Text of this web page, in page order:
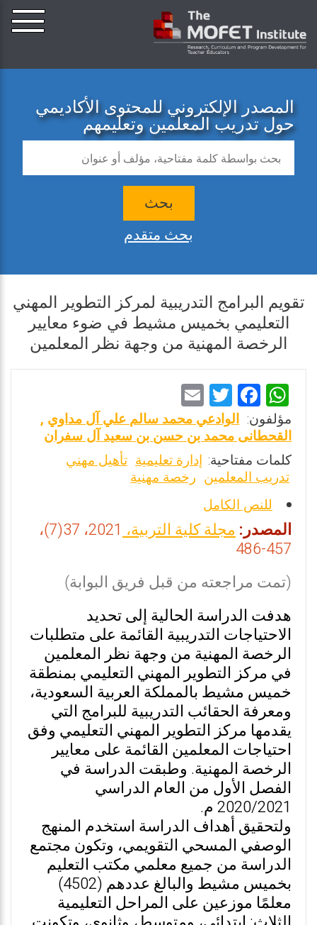
المصدر الإلكتروني للمحتوى الأكاديمي
حول تدريب المعلمين وتعليمهم
بحث
بحث متقدم
تقويم البرامج التدريبية لمركز التطوير المهني
التعليمي بخميس مشيط في ضوء معايير
الرخصة المهنية من وجهة نظر المعلمين
W
h
at
s
A
p
p
F
a
ce
b
o
o
k
T
wi
tt
er
m
ai
l
مؤلفون: الوادعي محمد سالم علي آل مداوي ,
القحطانى محمد بن حسن بن سعيد آل سفران
كلمات مفتاحية: إدارة تعليمية تأهيل مهني
تدريب المعلمين رخصة مهنية
للنص الكامل
المصدر:مجلة كلية التربية،
2021، 37(7)،
457-486
(تمت مراجعته من قبل فريق البوابة)
هدفت الدراسة الحالية إلى تحديد
الاحتياجات التدريبية القائمة على متطلبات
الرخصة المهنية من وجهة نظر المعلمين
في مركز التطوير المهني التعليمي بمنطقة
خميس مشيط بالمملكة العربية السعودية،
ومعرفة الحقائب التدريبية للبرامج التي
يقدمها مركز التطوير المهني التعليمي وفق
احتياجات المعلمين القائمة على معايير
الرخصة المهنية. وطبقت الدراسة في
الفصل الأول من العام الدراسي
2020/2021 م.
ولتحقيق أهداف الدراسة استخدم المنهج
الوصفي المسحي التقويمي، وتكون مجتمع
الدراسة من جميع معلمي مكتب التعليم
بخميس مشيط والبالغ عددهم (4502)
معلمًا موزعين على المراحل التعليمية